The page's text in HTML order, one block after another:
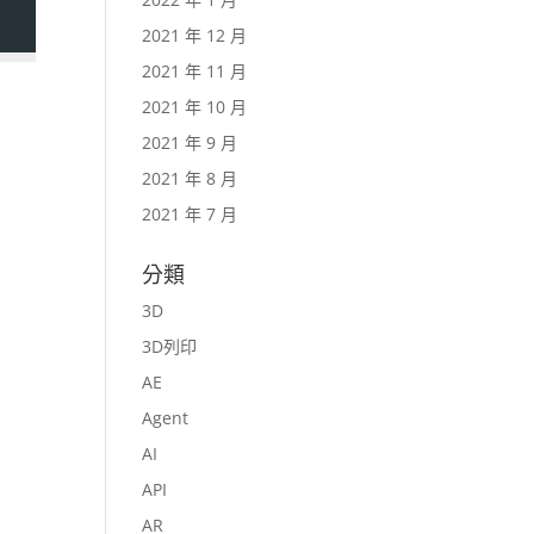
2021 年 12 月
2021 年 11 月
2021 年 10 月
2021 年 9 月
2021 年 8 月
2021 年 7 月
分類
3D
3D列印
AE
Agent
AI
API
AR